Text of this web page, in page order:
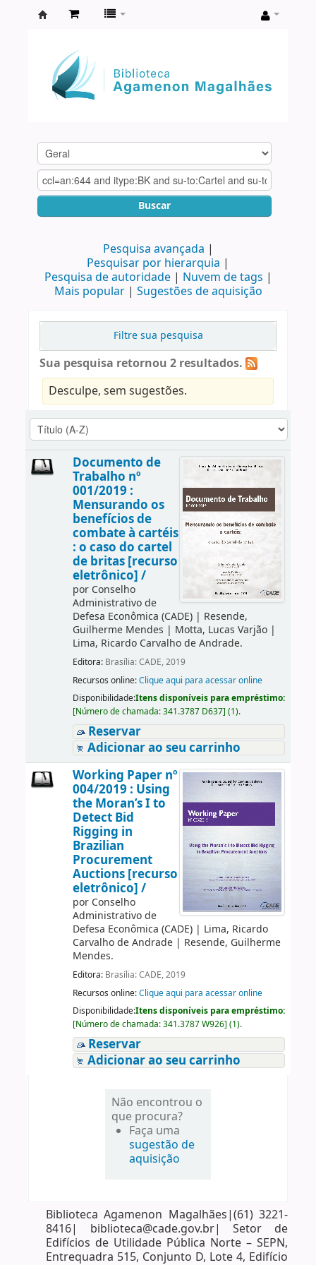
Agamenon
Magalhães
Buscar
Pesquisa avançada
Pesquisar por hierarquia
Pesquisa de autoridade
Nuvem de tags
Mais popular
Sugestões de aquisição
Filtre sua pesquisa
Sua pesquisa retornou 2 resultados.
Desculpe, sem sugestões.
Documento de
Trabalho nº
001/2019 :
Mensurando os
benefícios de
combate à cartéis
: o caso do cartel
de britas [recurso
eletrônico] /
por Conselho
Administrativo de
Defesa Econômica (CADE)| Resende,
Guilherme Mendes | Motta, Lucas Varjão|
Lima, Ricardo Carvalho de Andrade.
Editora: Brasília: CADE, 2019
Recursos online:Clique aqui para acessar online
Disponibilidade:Itens disponíveis para empréstimo:
[Número de chamada:341.3787 D637] (1).
Reservar
Adicionar ao seu carrinho
Working Paper nº
004/2019 : Using
the Moran’s I to
Detect Bid
Rigging in
Brazilian
Procurement
Auctions [recurso
eletrônico] /
por Conselho
Administrativo de
Defesa Econômica (CADE)| Lima, Ricardo
Carvalho de Andrade| Resende, Guilherme
Mendes.
Editora: Brasília: CADE, 2019
Recursos online:Clique aqui para acessar online
Disponibilidade:Itens disponíveis para empréstimo:
[Número de chamada:341.3787 W926] (1).
Reservar
Adicionar ao seu carrinho
Não encontrou o
que procura?
Faça uma
sugestão de
aquisição
Biblioteca Agamenon Magalhães|(61) 3221-
8416| biblioteca@cade.gov.br| Setor de
Edifícios de Utilidade Pública Norte – SEPN,
Entrequadra 515, Conjunto D, Lote 4, Edifício